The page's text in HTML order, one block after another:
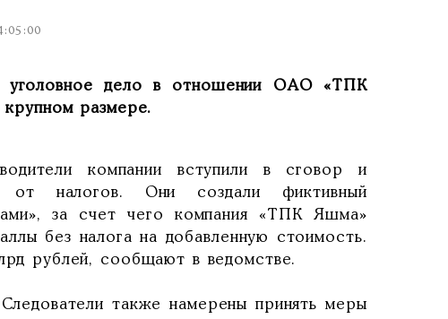
уголовное дело в отношении ОАО «ТПК
размере.
компании вступили в сговор и
от налогов. Они создали фиктивный
за счет чего компания «ТПК Яшма»
без налога на добавленную стоимость.
рублей, сообщают в ведомстве.
также намерены принять меры